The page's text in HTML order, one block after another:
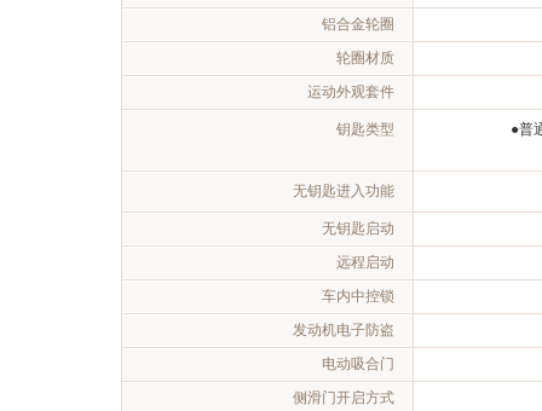
铝合金轮圈
轮圈材质
运动外观套件
钥匙类型 ●普
无钥匙进入功能
无钥匙启动
远程启动
车内中控锁
发动机电子防盗
电动吸合门
侧滑门开启方式